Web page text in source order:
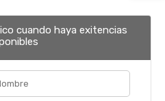
cuando haya exitencias